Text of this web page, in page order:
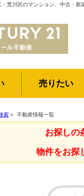
荒川区のマンション、中古・
売りたい
索 > 不動産情報一覧
お探しの
物件をお探